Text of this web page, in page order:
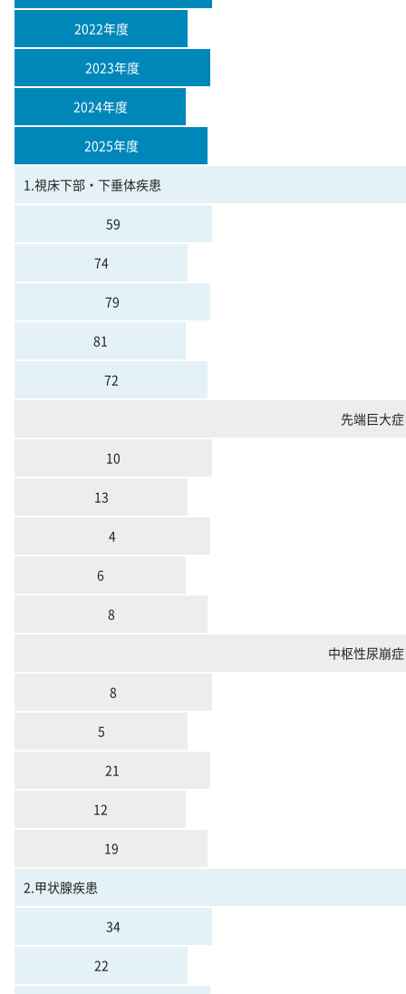
2022年度
2023年度
2024年度
2025年度
1.視床下部・下垂体疾患
59
74
79
81
72
先端巨大症
10
13
4
6
8
中枢性尿崩症
8
5
21
12
19
2.甲状腺疾患
34
22